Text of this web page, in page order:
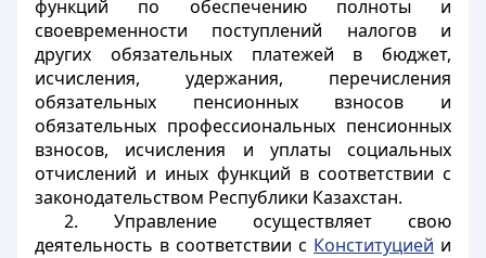
функций по обеспечению полноты и
своевременности поступлений налогов и
других обязательных платежей в бюджет,
исчисления, удержания, перечисления
обязательных пенсионных взносов и
обязательных профессиональных пенсионных
взносов, исчисления и уплаты социальных
отчислений и иных функций в соответствии с
законодательством Республики Казахстан.
2. Управление осуществляет свою
деятельность в соответствии с Конституцией и